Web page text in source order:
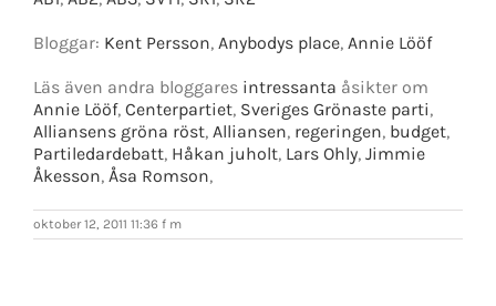
Bloggar: Kent Persson, Anybodys place, Annie Lööf
Läs även andra bloggares intressanta åsikter om
Annie Lööf, Centerpartiet, Sveriges Grönaste parti,
Alliansens gröna röst, Alliansen, regeringen, budget,
Partiledardebatt, Håkan juholt, Lars Ohly, Jimmie
Åkesson, Åsa Romson,
oktober 12, 2011 11:36 f m